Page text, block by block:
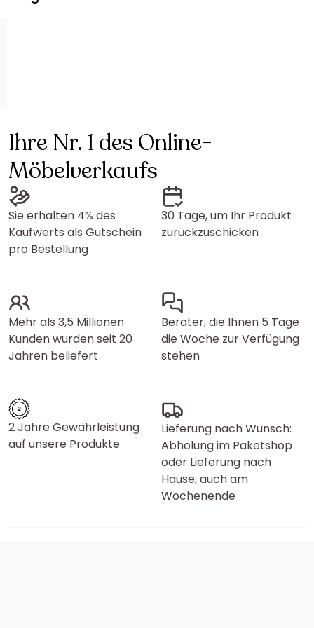
Ihre Nr. 1 des Online-
Möbelverkaufs
Sie erhalten 4% des
Kaufwerts als Gutschein
pro Bestellung
30 Tage, um Ihr Produkt
zurückzuschicken
Mehr als 3,5 Millionen
Kunden wurden seit 20
Jahren beliefert
Berater, die Ihnen 5 Tage
die Woche zur Verfügung
stehen
2 Jahre Gewährleistung
auf unsere Produkte
Lieferung nach Wunsch:
Abholung im Paketshop
oder Lieferung nach
Hause, auch am
Wochenende